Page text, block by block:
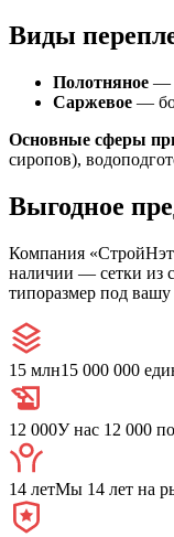
Виды
Полотняное —
Саржевое —
Основные сферы
сиропов),
Выгодное
Компания
наличии — сетки из
типоразмер под
15 млн15 000 000
12 000У нас 12 000
14 летМы 14 лет на